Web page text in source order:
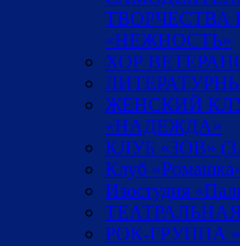
«НЕЖНОСТЬ»
ХОР
ЖЕНСКИЙ
«НАДЕЖДА»
КЛУБ «ЗОВ»
Клуб
Изостудия
РОК-ГРУППА